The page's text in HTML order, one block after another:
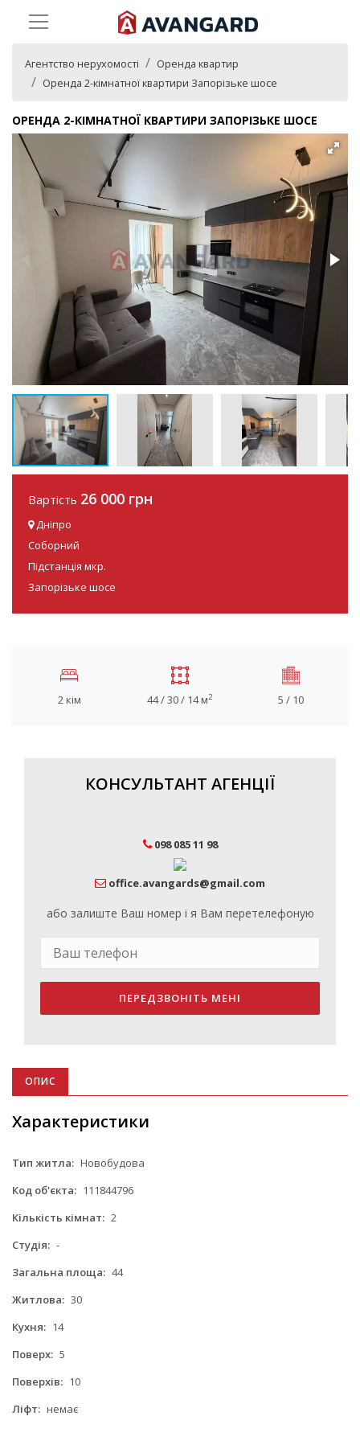
Агентство нерухомості
Оренда квартир
Оренда 2-кімнатної квартири Запорізьке шосе
ОРЕНДА 2-КІМНАТНОЇ КВАРТИРИ ЗАПОРІЗЬКЕ ШОСЕ
Вартість 26 000 грн
Дніпро
Соборний
Підстанція мкр.
Запорізьке шосе
2 кім 44 / 30 / 14 м2 5 / 10
КОНСУЛЬТАНТ АГЕНЦІЇ
098 085 11 98
office.avangards@gmail.com
або залиште Ваш номер і я Вам перетелефоную
ПЕРЕДЗВОНІТЬ МЕНІ
ОПИС
Характеристики
Тип житла: Новобудова
Код об'єкта: 111844796
Кількість кімнат: 2
Студія: -
Загальна площа: 44
Житлова: 30
Кухня: 14
Поверх: 5
Поверхів: 10
Ліфт: немає